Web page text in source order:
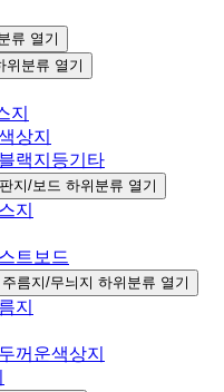
류 열기
위분류 열기
지
상지
랙지등기타
지/보드 하위분류 열기
지
트보드
주름지/무늬지 하위분류 열기
지
꺼운색상지